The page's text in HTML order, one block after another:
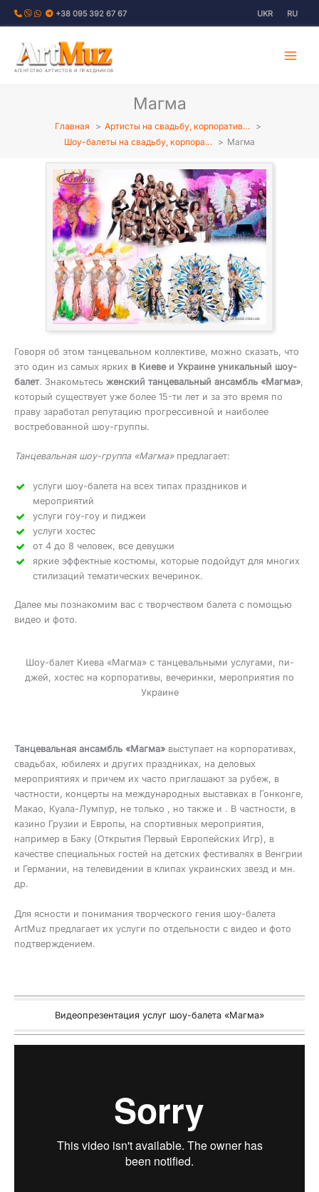
Перейти
+38 095 392 67 67 UKR RU
АГЕНТСТВО АРТИСТОВ И ПРАЗДНИКОВ
Магма
Главная
Артисты на свадьбу, корпоратив…
Шоу-балеты на свадьбу, корпора…
Магма
Говоря об этом танцевальном коллективе, можно сказать, что
это один из самых ярких в Киеве и Украине уникальный шоу-
балет. Знакомьтесь женский танцевальный ансамбль «Магма»,
который существует уже более 15-ти лет и за это время по
праву заработал репутацию прогрессивной и наиболее
востребованной шоу-группы.
Танцевальная шоу-группа «Магма»предлагает:
услуги шоу-балета на всех типах праздников и
мероприятий
услуги гоу-гоу и пиджеи
услуги хостес
от 4 до 8 человек, все девушки
яркие эффектные костюмы, которые подойдут для многих
стилизаций тематических вечеринок.
Далее мы познакомим вас с творчеством балета с помощью
видео и фото.
Шоу-балет Киева «Магма» с танцевальными услугами, пи-
джей, хостес на корпоративы, вечеринки, мероприятия по
Украине
Танцевальная ансамбль «Магма» выступает на корпоративах,
свадьбах, юбилеях и других праздниках, на деловых
мероприятиях и причем их часто приглашают за рубеж, в
частности, концерты на международных выставках в Гонконге,
Макао, Куала-Лумпур, не только , но также и . В частности, в
казино Грузии и Европы, на спортивных мероприятия,
например в Баку (Открытия Первый Европейских Игр), в
качестве специальных гостей на детских фестивалях в Венгрии
и Германии, на телевидении в клипах украинских звезд и мн.
др.
Для ясности и понимания творческого гения шоу-балета
ArtMuz предлагает их услуги по отдельности с видео и фото
подтверждением.
Видеопрезентация услуг шоу-балета «Магма»